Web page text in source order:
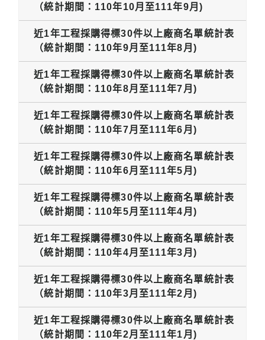
（統計期間：110年10月至111年9月)
近1年工程採購得標30件以上廠商名單統計表
（統計期間：110年9月至111年8月)
近1年工程採購得標30件以上廠商名單統計表
（統計期間：110年8月至111年7月)
近1年工程採購得標30件以上廠商名單統計表
（統計期間：110年7月至111年6月)
近1年工程採購得標30件以上廠商名單統計表
（統計期間：110年6月至111年5月)
近1年工程採購得標30件以上廠商名單統計表
（統計期間：110年5月至111年4月)
近1年工程採購得標30件以上廠商名單統計表
（統計期間：110年4月至111年3月)
近1年工程採購得標30件以上廠商名單統計表
（統計期間：110年3月至111年2月)
近1年工程採購得標30件以上廠商名單統計表
（統計期間：110年2月至111年1月)